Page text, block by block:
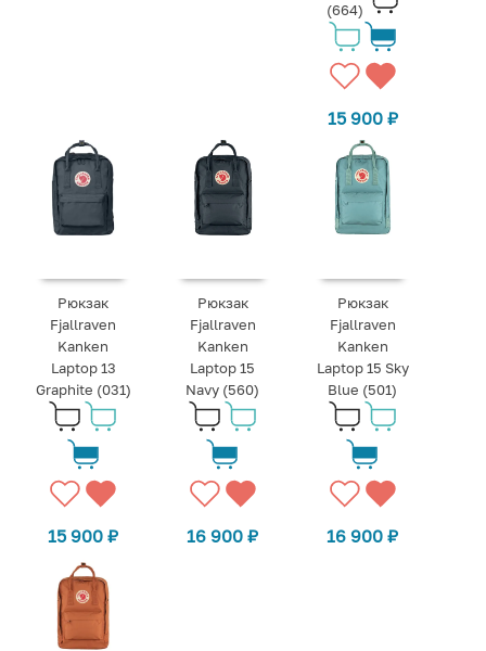
(664)
15 900 ₽
Рюкзак
Fjallraven
Kanken
Laptop 13
Graphite (031)
15 900₽
Рюкзак
Fjallraven
Kanken
Laptop 15
Navy (560)
16 900₽
Рюкзак
Fjallraven
Kanken
Laptop 15 Sky
Blue (501)
16 900₽